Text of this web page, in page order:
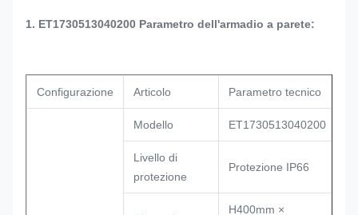
1. ET1730513040200 Parametro dell'armadio a parete:
Configurazione Articolo Parametro tecnico
Modello ET1730513040200
Livello di
protezione
Protezione IP66
H400mm ×